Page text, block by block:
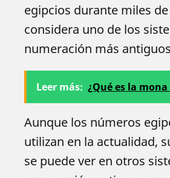
egipcios durante miles
considera uno de los
numeración más
Leer más: ¿Qué es la
Aunque los números
utilizan en la actualidad,
se puede ver en otros